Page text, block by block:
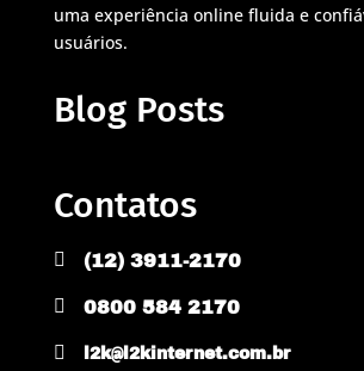
uma experiência online fluida e
usuários.
Blog Posts
Contatos
 (12) 3911-2170
 0800 584 2170
 l2k@l2kinternet.com.br